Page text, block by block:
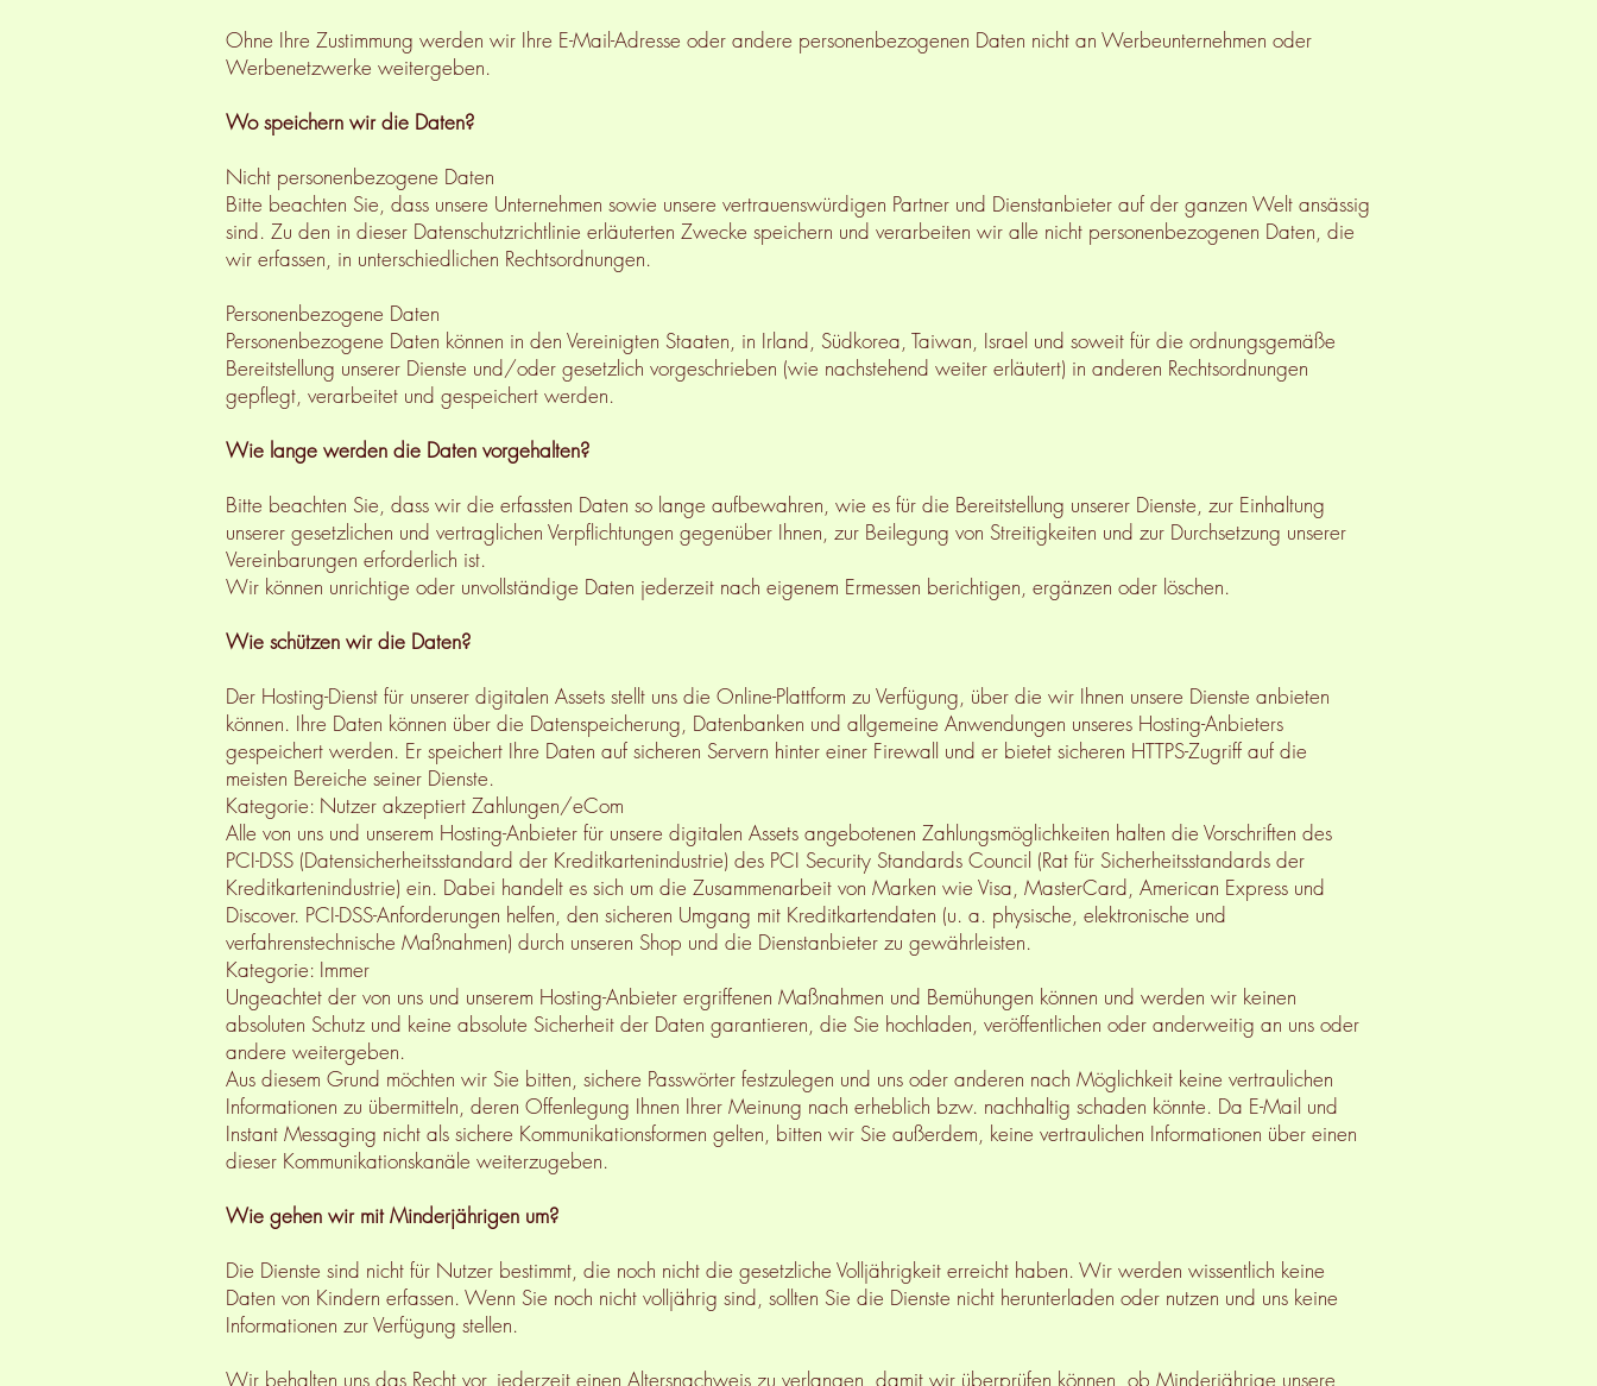
Ohne Ihre Zustimmung werden wir Ihre E-Mail-Adresse oder andere personenbezogenen Daten nicht an Werbeunternehmen oder
Werbenetzwerke weitergeben.
Wo speichern wir die Daten?
Nicht personenbezogene Daten
Bitte beachten Sie, dass unsere Unternehmen sowie unsere vertrauenswürdigen Partner und Dienstanbieter auf der ganzen Welt ansässig
sind. Zu den in dieser Datenschutzrichtlinie erläuterten Zwecke speichern und verarbeiten wir alle nicht personenbezogenen Daten, die
wir erfassen, in unterschiedlichen Rechtsordnungen.
Personenbezogene Daten
Personenbezogene Daten können in den Vereinigten Staaten, in Irland, Südkorea, Taiwan, Israel und soweit für die ordnungsgemäße
Bereitstellung unserer Dienste und/oder gesetzlich vorgeschrieben (wie nachstehend weiter erläutert) in anderen Rechtsordnungen
gepflegt, verarbeitet und gespeichert werden.
Wie lange werden die Daten vorgehalten?
Bitte beachten Sie, dass wir die erfassten Daten so lange aufbewahren, wie es für die Bereitstellung unserer Dienste, zur Einhaltung
unserer gesetzlichen und vertraglichen Verpflichtungen gegenüber Ihnen, zur Beilegung von Streitigkeiten und zur Durchsetzung unserer
Vereinbarungen erforderlich ist.
Wir können unrichtige oder unvollständige Daten jederzeit nach eigenem Ermessen berichtigen, ergänzen oder löschen.
Wie schützen wir die Daten?
Der Hosting-Dienst für unserer digitalen Assets stellt uns die Online-Plattform zu Verfügung, über die wir Ihnen unsere Dienste anbieten
können. Ihre Daten können über die Datenspeicherung, Datenbanken und allgemeine Anwendungen unseres Hosting-Anbieters
gespeichert werden. Er speichert Ihre Daten auf sicheren Servern hinter einer Firewall und er bietet sicheren HTTPS-Zugriff auf die
meisten Bereiche seiner Dienste.
Kategorie: Nutzer akzeptiert Zahlungen/eCom
Alle von uns und unserem Hosting-Anbieter für unsere digitalen Assets angebotenen Zahlungsmöglichkeiten halten die Vorschriften des
PCI-DSS (Datensicherheitsstandard der Kreditkartenindustrie) des PCI Security Standards Council (Rat für Sicherheitsstandards der
Kreditkartenindustrie) ein. Dabei handelt es sich um die Zusammenarbeit von Marken wie Visa, MasterCard, American Express und
Discover. PCI-DSS-Anforderungen helfen, den sicheren Umgang mit Kreditkartendaten (u. a. physische, elektronische und
verfahrenstechnische Maßnahmen) durch unseren Shop und die Dienstanbieter zu gewährleisten.
Kategorie: Immer
Ungeachtet der von uns und unserem Hosting-Anbieter ergriffenen Maßnahmen und Bemühungen können und werden wir keinen
absoluten Schutz und keine absolute Sicherheit der Daten garantieren, die Sie hochladen, veröffentlichen oder anderweitig an uns oder
andere weitergeben.
Aus diesem Grund möchten wir Sie bitten, sichere Passwörter festzulegen und uns oder anderen nach Möglichkeit keine vertraulichen
Informationen zu übermitteln, deren Offenlegung Ihnen Ihrer Meinung nach erheblich bzw. nachhaltig schaden könnte. Da E-Mail und
Instant Messaging nicht als sichere Kommunikationsformen gelten, bitten wir Sie außerdem, keine vertraulichen Informationen über einen
dieser Kommunikationskanäle weiterzugeben.
Wie gehen wir mit Minderjährigen um?
Die Dienste sind nicht für Nutzer bestimmt, die noch nicht die gesetzliche Volljährigkeit erreicht haben. Wir werden wissentlich keine
Daten von Kindern erfassen. Wenn Sie noch nicht volljährig sind, sollten Sie die Dienste nicht herunterladen oder nutzen und uns keine
Informationen zur Verfügung stellen.
Wir behalten uns das Recht vor, jederzeit einen Altersnachweis zu verlangen, damit wir überprüfen können, ob Minderjährige unsere